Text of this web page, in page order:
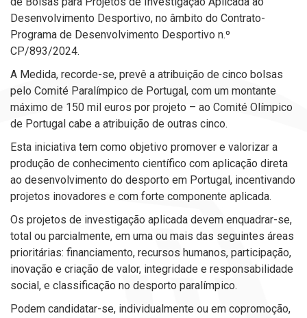
Desenvolvimento Desportivo, no âmbito do Contrato-
Programa de Desenvolvimento Desportivo n.º
CP/893/2024.
A Medida, recorde-se, prevê a atribuição de cinco bolsas
pelo Comité Paralímpico de Portugal, com um montante
máximo de 150 mil euros por projeto – ao Comité Olímpico
de Portugal cabe a atribuição de outras cinco.
Esta iniciativa tem como objetivo promover e valorizar a
produção de conhecimento científico com aplicação direta
ao desenvolvimento do desporto em Portugal, incentivando
projetos inovadores e com forte componente aplicada.
Os projetos de investigação aplicada devem enquadrar-se,
total ou parcialmente, em uma ou mais das seguintes áreas
prioritárias: financiamento, recursos humanos, participação,
inovação e criação de valor, integridade e responsabilidade
social, e classificação no desporto paralímpico.
Podem candidatar-se, individualmente ou em copromoção,